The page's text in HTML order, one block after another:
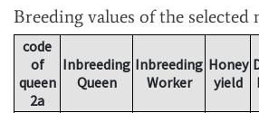
Breeding values of the selected
code
of
queen
2a
Inbreeding
Queen
Inbreeding
Worker
Honey
yield